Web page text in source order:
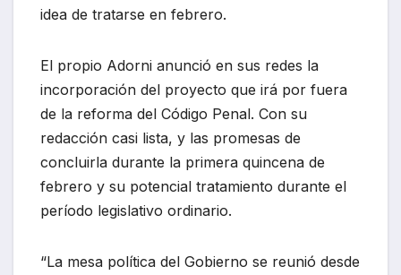
idea de tratarse en febrero.
El propio Adorni anunció en sus redes la
incorporación del proyecto que irá por fuera
de la reforma del Código Penal. Con su
redacción casi lista, y las promesas de
concluirla durante la primera quincena de
febrero y su potencial tratamiento durante el
período legislativo ordinario.
“La mesa política del Gobierno se reunió desde